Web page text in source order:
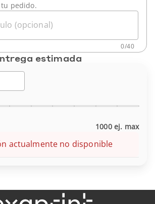
pedido.
(opcional)
0/40
estimada
1000 ej. max
actualmente no disponible